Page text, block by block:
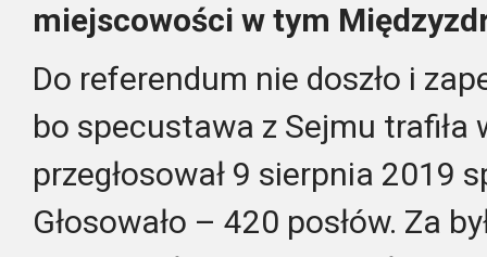
miejscowości w tym
Do referendum nie doszło i
bo specustawa z Sejmu trafiła
przegłosował 9 sierpnia 2019
Głosowało – 420 posłów. Za